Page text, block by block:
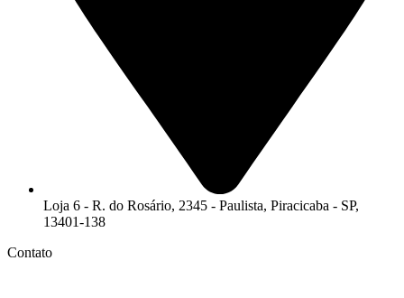
Loja 6 - R. do Rosário, 2345 - Paulista, Piracicaba - SP,
13401-138
Contato